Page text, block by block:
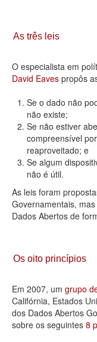
Contato
As três leis
O especialista em
David Eaves propôs
Se o dado não
não existe;
Se não estiver
compreensível
reaproveitado; e
Se algum
não é útil.
As leis foram
Governamentais,
Dados Abertos de
Os oito princípios
Em 2007, um grupo
Califórnia, Estados
dos Dados Abertos
sobre os seguintes 8